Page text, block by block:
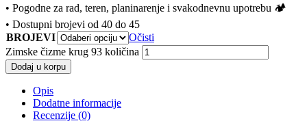
• Pogodne za rad, teren, planinarenje i svakodnevnu upotrebu 🏕️
• Dostupni brojevi od 40 do 45
BROJEVI
Očisti
Zimske čizme krug 93 količina
Dodaj u korpu
Opis
Dodatne informacije
Recenzije (0)